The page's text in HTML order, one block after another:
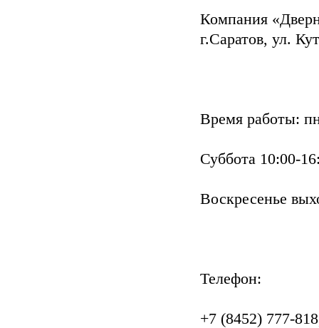
Компания
г.Саратов, ул.
Время работы:
Суббота 10:00-
Воскресенье
Телефон:
+7 (8452) 777-